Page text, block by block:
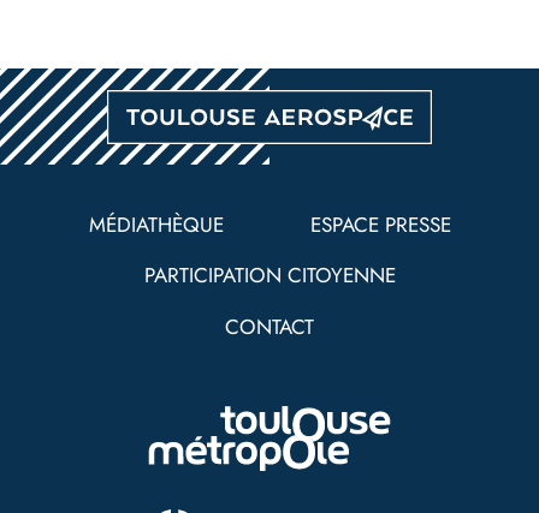
MÉDIATHÈQUE
ESPACE PRESSE
PARTICIPATION CITOYENNE
CONTACT